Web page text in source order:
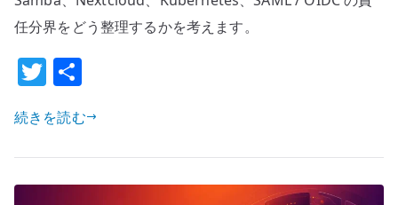
し
認
証
基
の
統
任分界をどう整理するかを考えます。
T
w
it
te
r
続きを読む